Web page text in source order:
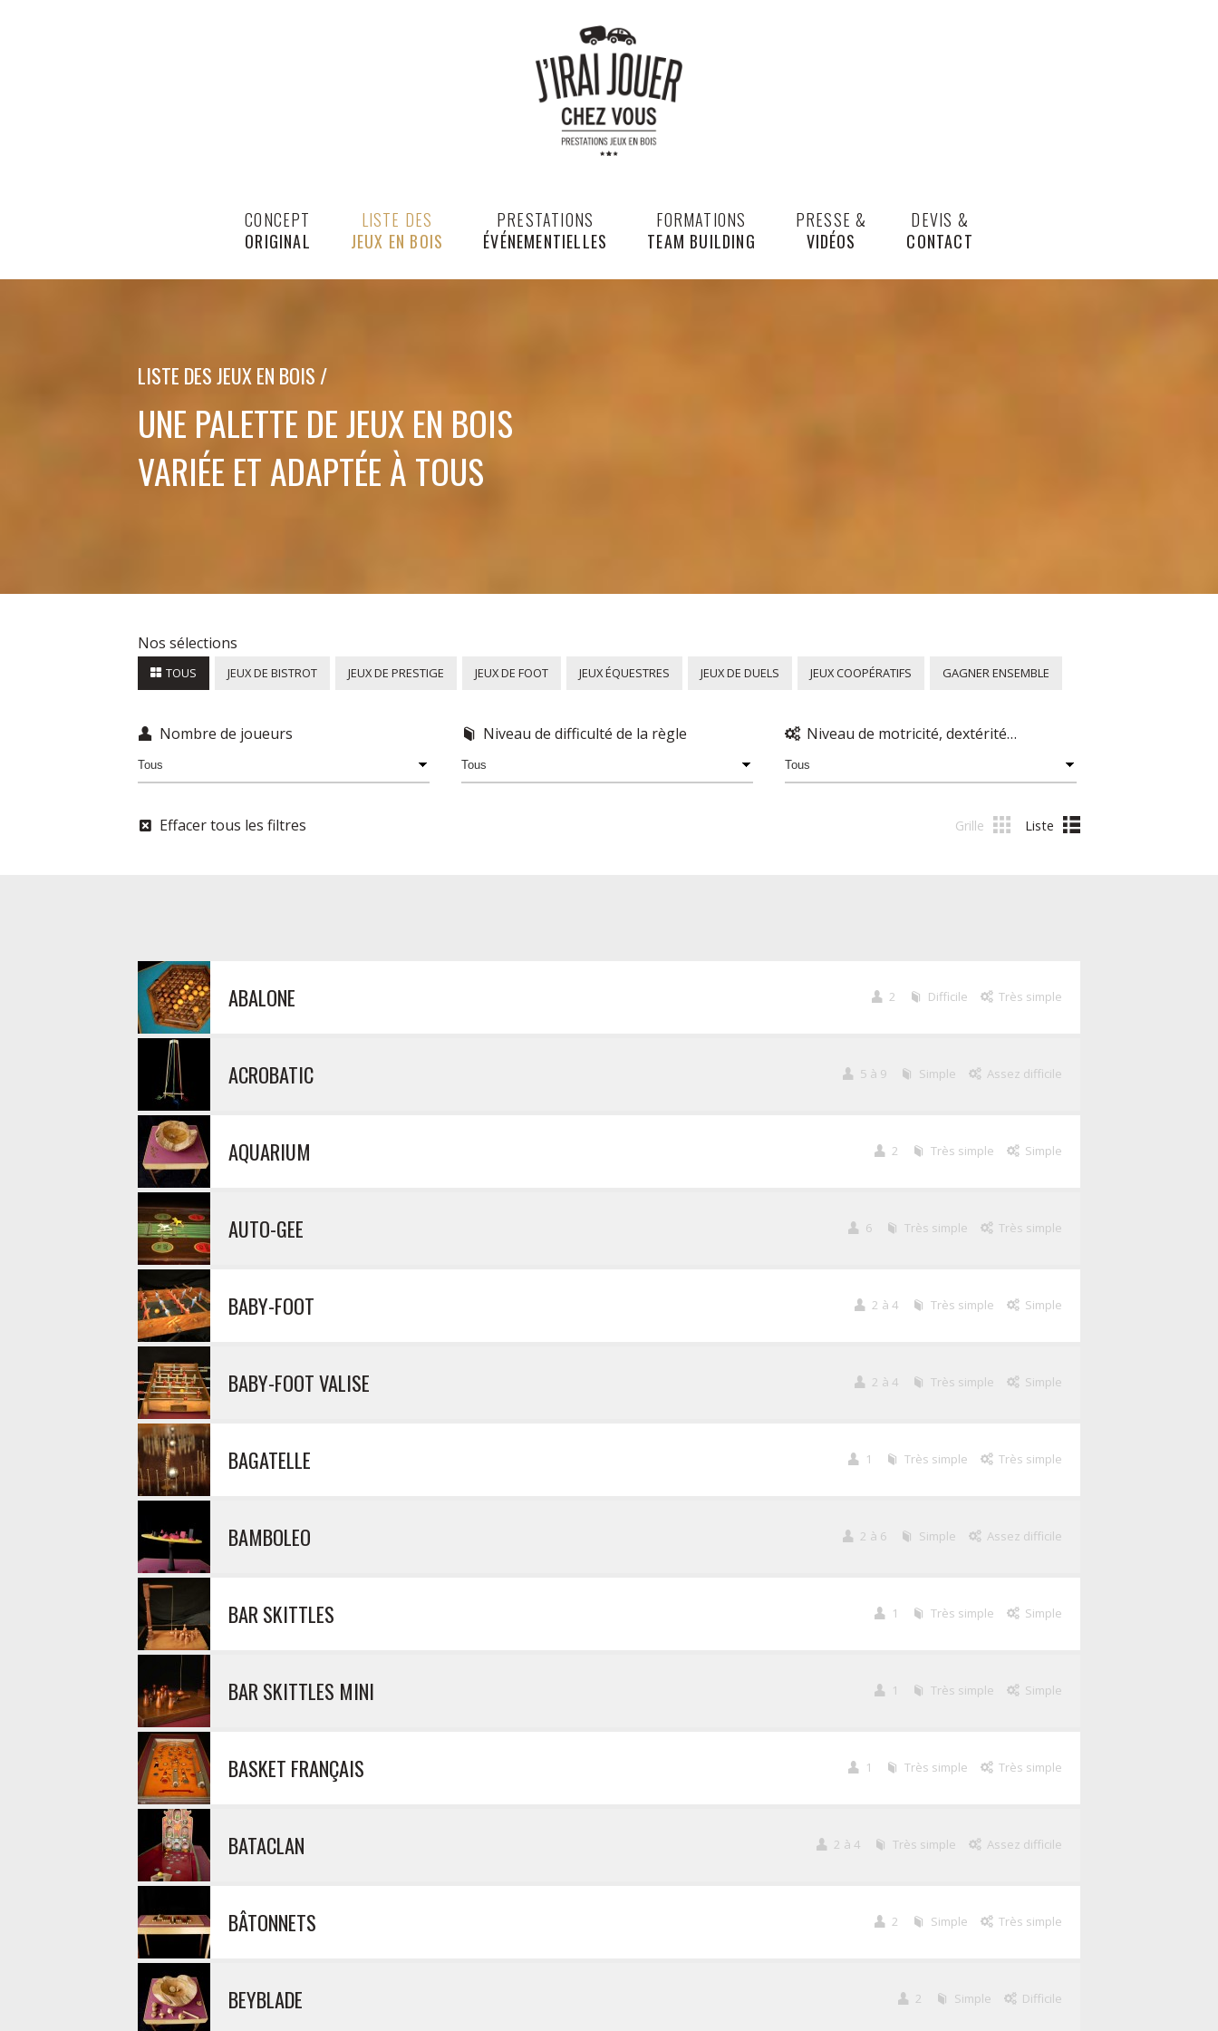
CONCEPT
ORIGINAL
LISTE DES
JEUX EN BOIS
PRESTATIONS
ÉVÉNEMENTIELLES
FORMATIONS
TEAM BUILDING
PRESSE &
VIDÉOS
DEVIS &
CONTACT
LISTE DES JEUX EN BOIS /
UNE PALETTE DE JEUX EN BOIS
VARIÉE ET ADAPTÉE À TOUS
Nos sélections
TOUS JEUX DE BISTROT JEUX DE PRESTIGE JEUX DE FOOT JEUX ÉQUESTRES JEUX DE DUELS JEUX COOPÉRATIFS GAGNER ENSEMBLE
Nombre de joueurs Niveau de difficulté de la règle Niveau de motricité, dextérité…
Effacer tous les filtres Grille Liste
ABALONE 2 Difficile Très simple
ACROBATIC 5 à 9 Simple Assez difficile
AQUARIUM 2 Très simple Simple
AUTO-GEE 6 Très simple Très simple
BABY-FOOT 2 à 4 Très simple Simple
BABY-FOOT VALISE 2 à 4 Très simple Simple
BAGATELLE 1 Très simple Très simple
BAMBOLEO 2 à 6 Simple Assez difficile
BAR SKITTLES 1 Très simple Simple
BAR SKITTLES MINI 1 Très simple Simple
BASKET FRANÇAIS 1 Très simple Très simple
BATACLAN 2 à 4 Très simple Assez difficile
BÂTONNETS 2 Simple Très simple
BEYBLADE 2 Simple Difficile